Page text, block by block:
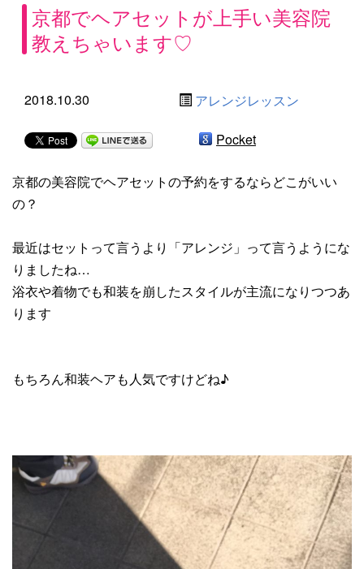
京都でヘアセットが上手い美容院
教えちゃいます♡
2018.10.30 アレンジレッスン
Pocket
京都の美容院でヘアセットの予約をするならどこがいい
の？
最近はセットって言うより「アレンジ」って言うようにな
りましたね…
浴衣や着物でも和装を崩したスタイルが主流になりつつあ
ります
もちろん和装ヘアも人気ですけどね♪